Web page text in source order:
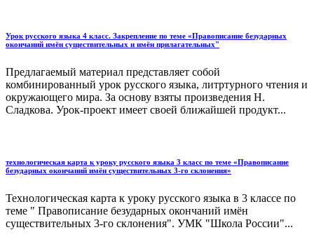
Урок русского языка 4 класс. Закрепление по теме «Правописание безударных
окончаний имён существительных и имён прилагательных"
Предлагаемый материал представляет собой
комбинированный урок русского языка, литртурного чтения и
окружающего мира. За основу взяты произведения Н.
Сладкова. Урок-проект имеет своей ближайшей продукт...
технологическая карта к уроку русского языка 3 класс по теме «Правописание
безударных окончаний имён существительных 3-го склонения»
Технологическая карта к уроку русского языка в 3 классе по
теме " Правописание безударных окончаний имён
существительных 3-го склонения". УМК "Школа России"...